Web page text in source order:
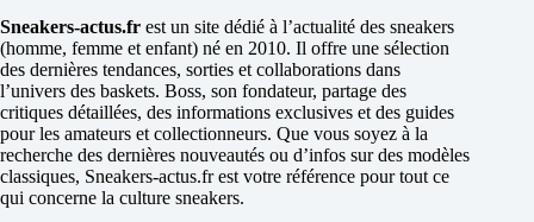
Sneakers-actus.fr est un site dédié à l’actualité des sneakers
(homme, femme et enfant) né en 2010. Il offre une sélection
des dernières tendances, sorties et collaborations dans
l’univers des baskets. Boss, son fondateur, partage des
critiques détaillées, des informations exclusives et des guides
pour les amateurs et collectionneurs. Que vous soyez à la
recherche des dernières nouveautés ou d’infos sur des modèles
classiques, Sneakers-actus.fr est votre référence pour tout ce
qui concerne la culture sneakers.